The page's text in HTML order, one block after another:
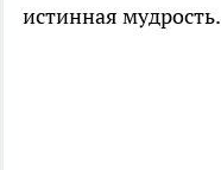
истинная мудрость.